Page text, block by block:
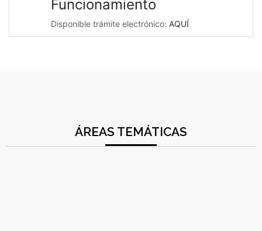
Funcionamiento
Disponible trámite electrónico: AQUÍ
ÁREAS TEMÁTICAS